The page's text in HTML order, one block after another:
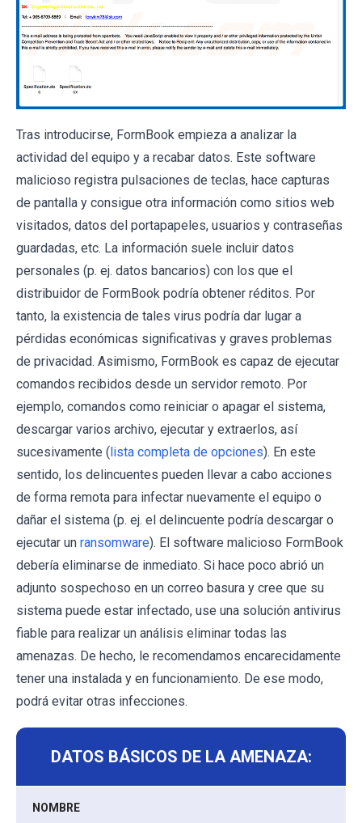
Tras introducirse, FormBook empieza a analizar la
actividad del equipo y a recabar datos. Este software
malicioso registra pulsaciones de teclas, hace capturas
de pantalla y consigue otra información como sitios web
visitados, datos del portapapeles, usuarios y contraseñas
guardadas, etc. La información suele incluir datos
personales (p. ej. datos bancarios) con los que el
distribuidor de FormBook podría obtener réditos. Por
tanto, la existencia de tales virus podría dar lugar a
pérdidas económicas significativas y graves problemas
de privacidad. Asimismo, FormBook es capaz de ejecutar
comandos recibidos desde un servidor remoto. Por
ejemplo, comandos como reiniciar o apagar el sistema,
descargar varios archivo, ejecutar y extraerlos, así
sucesivamente (lista completa de opciones). En este
sentido, los delincuentes pueden llevar a cabo acciones
de forma remota para infectar nuevamente el equipo o
dañar el sistema (p. ej. el delincuente podría descargar o
ejecutar un ransomware). El software malicioso FormBook
debería eliminarse de inmediato. Si hace poco abrió un
adjunto sospechoso en un correo basura y cree que su
sistema puede estar infectado, use una solución antivirus
fiable para realizar un análisis eliminar todas las
amenazas. De hecho, le recomendamos encarecidamente
tener una instalada y en funcionamiento. De ese modo,
podrá evitar otras infecciones.
DATOS BÁSICOS DE LA AMENAZA:
NOMBRE